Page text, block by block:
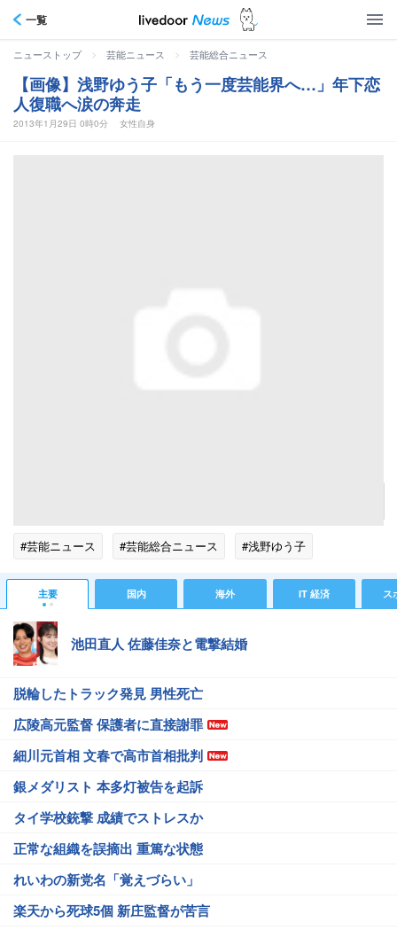
一覧
ニューストップ > 芸能ニュース > 芸能総合ニュース
【画像】浅野ゆう子「もう一度芸能界へ…」年下恋
人復職へ涙の奔走
2013年1月29日 0時0分 女性自身
#芸能ニュース #芸能総合ニュース #浅野ゆう子
主要 国内 海外 IT 経済 ス
池田直人 佐藤佳奈と電撃結婚
脱輪したトラック発見 男性死亡
広陵高元監督 保護者に直接謝罪
細川元首相 文春で高市首相批判
銀メダリスト 本多灯被告を起訴
タイ学校銃撃 成績でストレスか
正常な組織を誤摘出 重篤な状態
れいわの新党名「覚えづらい」
楽天から死球5個 新庄監督が苦言